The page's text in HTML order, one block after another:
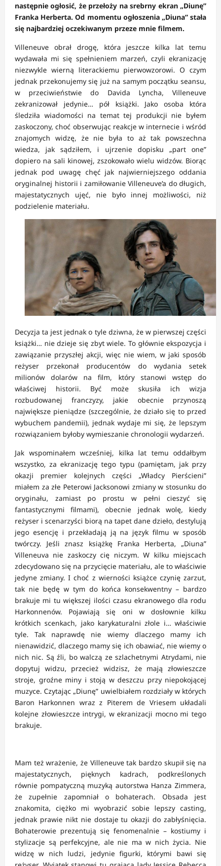
następnie ogłosić, że przełoży na srebrny ekran „Diunę”
Franka Herberta. Od momentu ogłoszenia „Diuna” stała
się najbardziej oczekiwanym przeze mnie filmem.
Villeneuve obrał drogę, która jeszcze kilka lat temu
wydawała mi się spełnieniem marzeń, czyli ekranizację
niezwykle wierną literackiemu pierwowzorowi. O czym
jednak przekonujemy się już na samym początku seansu,
w przeciwieństwie do Davida Lyncha, Villeneuve
zekranizował jedynie… pół książki. Jako osoba która
śledziła wiadomości na temat tej produkcji nie byłem
zaskoczony, choć obserwując reakcje w internecie i wśród
znajomych widzę, że nie była to aż tak powszechna
wiedza, jak sądziłem, i ujrzenie dopisku „part one”
dopiero na sali kinowej, zszokowało wielu widzów. Biorąc
jednak pod uwagę chęć jak najwierniejszego oddania
oryginalnej historii i zamiłowanie Villeneuve’a do długich,
majestatycznych ujęć, nie było innej możliwości, niż
podzielenie materiału.
Decyzja ta jest jednak o tyle dziwna, że w pierwszej części
książki… nie dzieje się zbyt wiele. To głównie ekspozycja i
zawiązanie przyszłej akcji, więc nie wiem, w jaki sposób
reżyser przekonał producentów do wydania setek
milionów dolarów na film, który stanowi wstęp do
właściwej historii. Być może skusiła ich wizja
rozbudowanej franczyzy, jakie obecnie przynoszą
największe pieniądze (szczególnie, że działo się to przed
wybuchem pandemii), jednak wydaje mi się, że lepszym
rozwiązaniem byłoby wymieszanie chronologii wydarzeń.
Jak wspominałem wcześniej, kilka lat temu oddałbym
wszystko, za ekranizację tego typu (pamiętam, jak przy
okazji premier kolejnych części „Władcy Pierścieni”
miałem za złe Peterowi Jacksonowi zmiany w stosunku do
oryginału, zamiast po prostu w pełni cieszyć się
fantastycznymi filmami), obecnie jednak wolę, kiedy
reżyser i scenarzyści biorą na tapet dane dzieło, destylują
jego esencję i przekładają ją na język filmu w sposób
twórczy. Jeśli znasz książkę Franka Herberta, „Diuna”
Villeneuva nie zaskoczy cię niczym. W kilku miejscach
zdecydowano się na przycięcie materiału, ale to właściwie
jedyne zmiany. I choć z wierności książce czynię zarzut,
tak nie będę w tym do końca konsekwentny – bardzo
brakuje mi tu większej ilości czasu ekranowego dla rodu
Harkonnenów. Pojawiają się oni w dosłownie kilku
krótkich scenkach, jako karykaturalni złole i… właściwie
tyle. Tak naprawdę nie wiemy dlaczego mamy ich
nienawidzić, dlaczego mamy się ich obawiać, nie wiemy o
nich nic. Są źli, bo walczą ze szlachetnymi Atrydami, nie
dopytuj widzu, przecież widzisz, że mają złowieszcze
stroje, groźne miny i stoją w deszczu przy niepokojącej
muzyce. Czytając „Diunę” uwielbiałem rozdziały w których
Baron Harkonnen wraz z Piterem de Vriesem układali
kolejne złowieszcze intrygi, w ekranizacji mocno mi tego
brakuje.
Mam też wrażenie, że Villeneuve tak bardzo skupił się na
majestatycznych, pięknych kadrach, podkreślonych
równie pompatyczną muzyką autorstwa Hanza Zimmera,
że zupełnie zapomniał o bohaterach. Obsada jest
znakomita, ciężko mi wyobrazić sobie lepszy casting,
jednak prawie nikt nie dostaje tu okazji do zabłyśnięcia.
Bohaterowie prezentują się fenomenalnie – kostiumy i
stylizacje są perfekcyjne, ale nie ma w nich życia. Nie
widzę w nich ludzi, jedynie figurki, którymi bawi się